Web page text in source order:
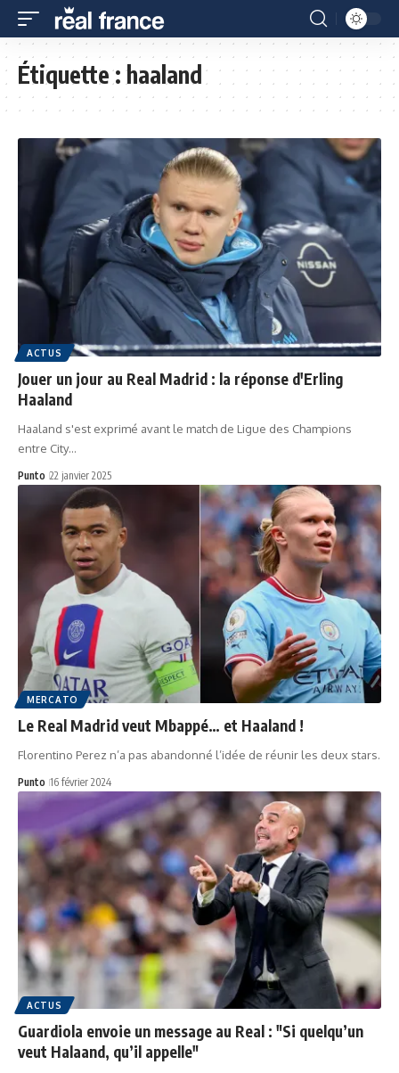
Étiquette :haaland
ACTUS
Jouer un jour au Real Madrid : la réponse d'Erling
Haaland
Haaland s'est exprimé avant le match de Ligue des Champions
entre City…
Punto 22 janvier 2025
MERCATO
Le Real Madrid veut Mbappé… et Haaland !
Florentino Perez n’a pas abandonné l’idée de réunir les deux stars.
Punto 16 février 2024
ACTUS
Guardiola envoie un message au Real : "Si quelqu’un
veut Halaand, qu’il appelle"